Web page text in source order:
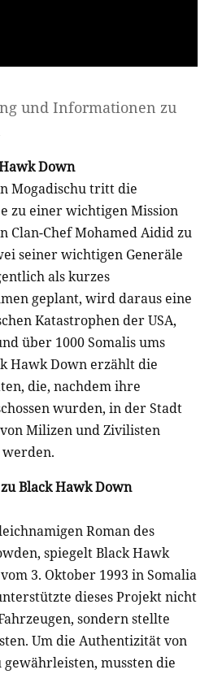
und Informationen zu
Down
Mogadischu tritt die
zu einer wichtigen Mission
Clan-Chef Mohamed Aidid zu
seiner wichtigen Generäle
als kurzes
geplant, wird daraus eine
Katastrophen der USA,
über 1000 Somalis ums
Hawk Down erzählt die
die, nachdem ihre
wurden, in der Stadt
Milizen und Zivilisten
Black Hawk Down
Roman des
spiegelt Black Hawk
3. Oktober 1993 in Somalia
dieses Projekt nicht
sondern stellte
Um die Authentizität von
mussten die